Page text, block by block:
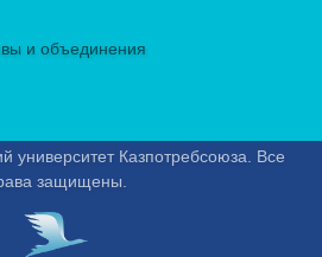
и объединения
университет Казпотребсоюза. Все
защищены.